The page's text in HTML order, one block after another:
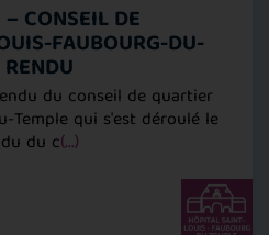
CONSEIL DE
FAUBOURG-DU-
du conseil de quartier
Temple qui s'est déroulé le
du c(...)